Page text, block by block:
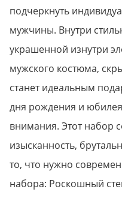
подчеркнуть
мужчины. Внутри
украшенной изнутри
мужского костюма,
станет идеальным
дня рождения и
внимания. Этот набор
изысканность,
то, что нужно
набора: Роскошный